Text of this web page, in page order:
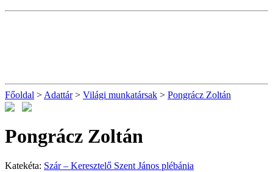
Főoldal > Adattár> Világi munkatársak > Pongrácz Zoltán
Pongrácz Zoltán
Katekéta: Szár – Keresztelő Szent János plébánia